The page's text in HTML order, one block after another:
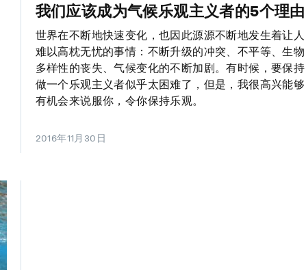
我们应该成为气候乐观主义者的5个理由
世界在不断地快速变化，也因此源源不断地发生着让人
难以高枕无忧的事情：不断升级的冲突、不平等、生物
多样性的丧失、气候变化的不断加剧。有时候，要保持
做一个乐观主义者似乎太困难了，但是，我很高兴能够
有机会来说服你，令你保持乐观。
2016年11月30日